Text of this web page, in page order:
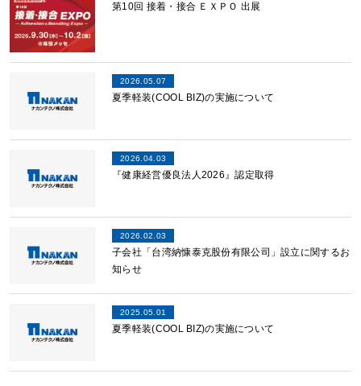
第10回 接着・接合 ＥＸＰＯ 出展
2026.05.07
夏季軽装(COOL BIZ)の実施について
2026.04.03
『健康経営優良法人2026』認定取得
2026.02.03
子会社「台湾納慷泰克股份有限公司」設立に関するお
知らせ
2025.05.01
夏季軽装(COOL BIZ)の実施について